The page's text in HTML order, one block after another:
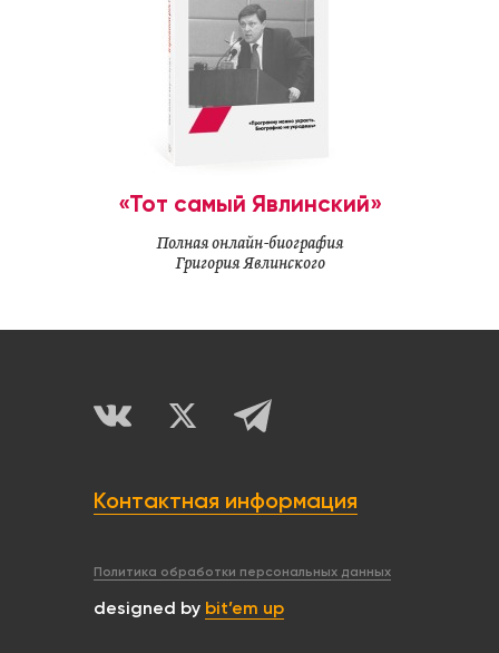
«Тот самый Явлинский»
Полная онлайн-биография
Григория Явлинского
Контактная информация
Политика обработки персональных данных
designed by bit’em up